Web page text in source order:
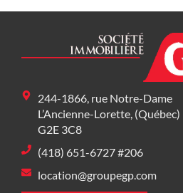
244-1866, rue Notre-Dame
L’Ancienne-Lorette, (Québec)
G2E 3C8
(418) 651-6727 #206
location@groupegp.com